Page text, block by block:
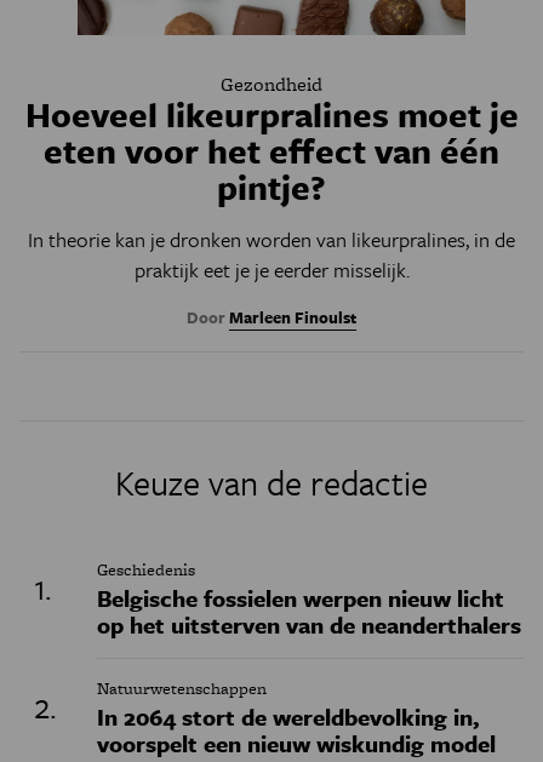
Gezondheid
Hoeveel likeurpralines moet je
eten voor het effect van één
pintje?
In theorie kan je dronken worden van likeurpralines, in de
praktijk eet je je eerder misselijk.
DoorMarleen Finoulst
Keuze van de redactie
Geschiedenis
Belgische fossielen werpen nieuw licht
op het uitsterven van de neanderthalers
Natuurwetenschappen
In 2064 stort de wereldbevolking in,
voorspelt een nieuw wiskundig model